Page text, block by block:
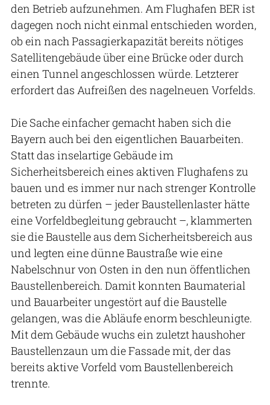
den Betrieb aufzunehmen. Am Flughafen BER ist
dagegen noch nicht einmal entschieden worden,
ob ein nach Passagierkapazität bereits nötiges
Satellitengebäude über eine Brücke oder durch
einen Tunnel angeschlossen würde. Letzterer
erfordert das Aufreißen des nagelneuen Vorfelds.
Die Sache einfacher gemacht haben sich die
Bayern auch bei den eigentlichen Bauarbeiten.
Statt das inselartige Gebäude im
Sicherheitsbereich eines aktiven Flughafens zu
bauen und es immer nur nach strenger Kontrolle
betreten zu dürfen – jeder Baustellenlaster hätte
eine Vorfeldbegleitung gebraucht –, klammerten
sie die Baustelle aus dem Sicherheitsbereich aus
und legten eine dünne Baustraße wie eine
Nabelschnur von Osten in den nun öffentlichen
Baustellenbereich. Damit konnten Baumaterial
und Bauarbeiter ungestört auf die Baustelle
gelangen, was die Abläufe enorm beschleunigte.
Mit dem Gebäude wuchs ein zuletzt haushoher
Baustellenzaun um die Fassade mit, der das
bereits aktive Vorfeld vom Baustellenbereich
trennte.